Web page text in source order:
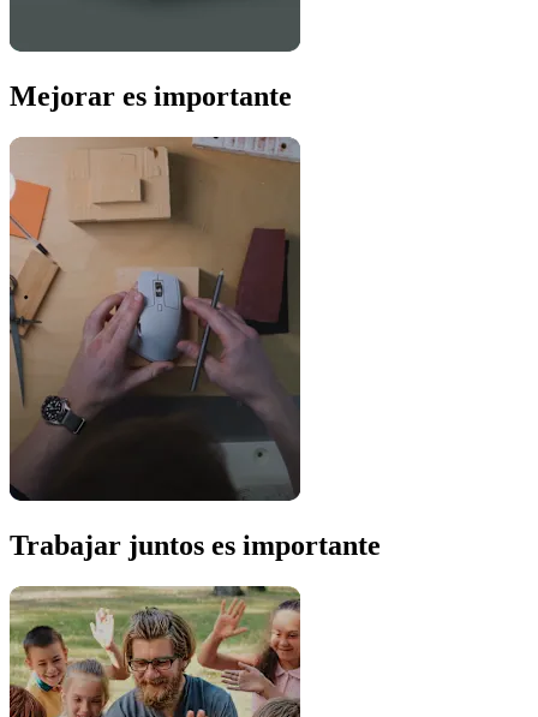
Mejorar es importante
Trabajar juntos es importante